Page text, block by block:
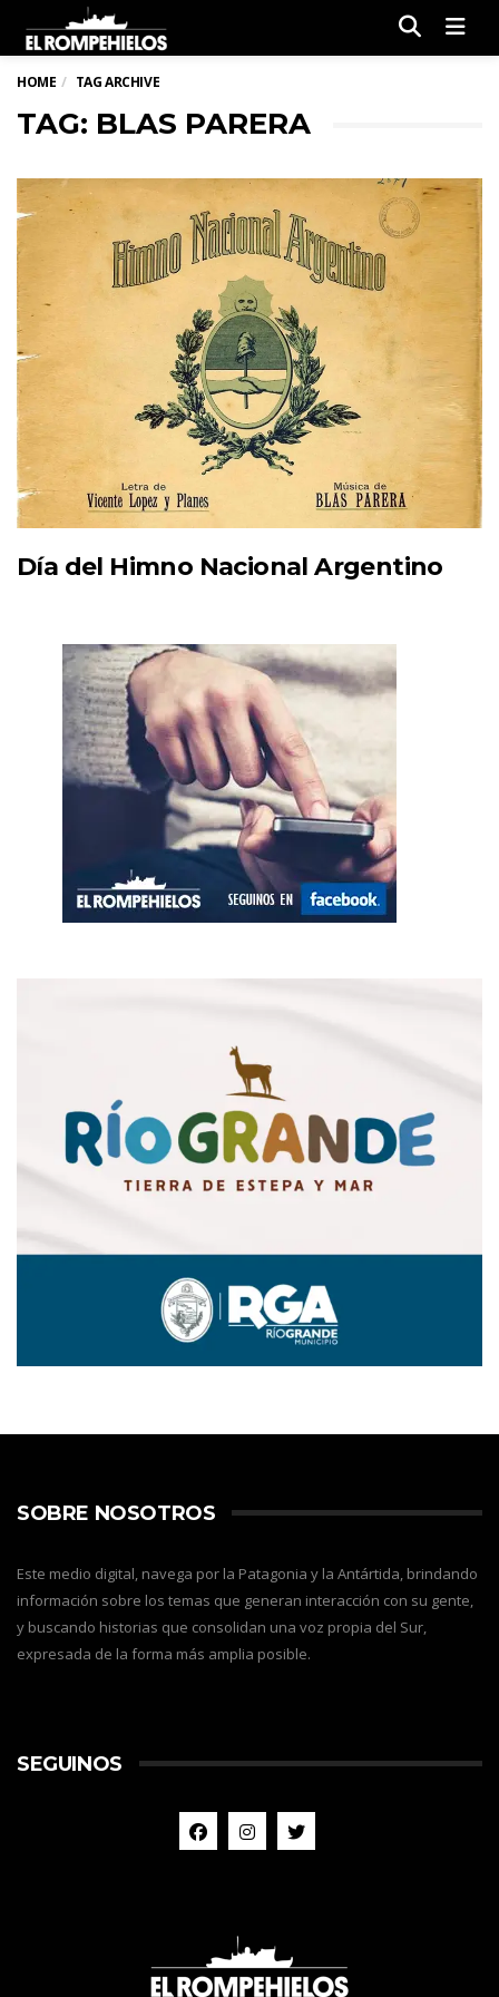
HOME TAG ARCHIVE
TAG: BLAS PARERA
Día del Himno Nacional Argentino
SOBRE NOSOTROS
Este medio digital, navega por la Patagonia y la Antártida, brindando
información sobre los temas que generan interacción con su gente,
y buscando historias que consolidan una voz propia del Sur,
expresada de la forma más amplia posible.
SEGUINOS